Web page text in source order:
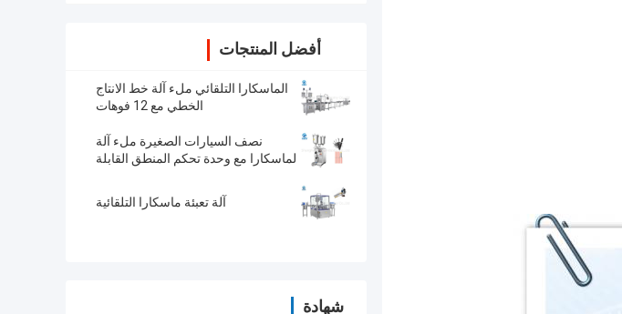
أفضل المنتجات
الماسكارا التلقائي ملء آلة خط الانتاج
الخطي مع 12 فوهات
نصف السيارات الصغيرة ملء آلة
لماسكارا مع وحدة تحكم المنطق القابلة
آلة تعبئة ماسكارا التلقائية
شهادة